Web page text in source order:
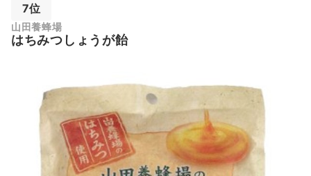
7位
山田養蜂場
はちみつしょうが飴